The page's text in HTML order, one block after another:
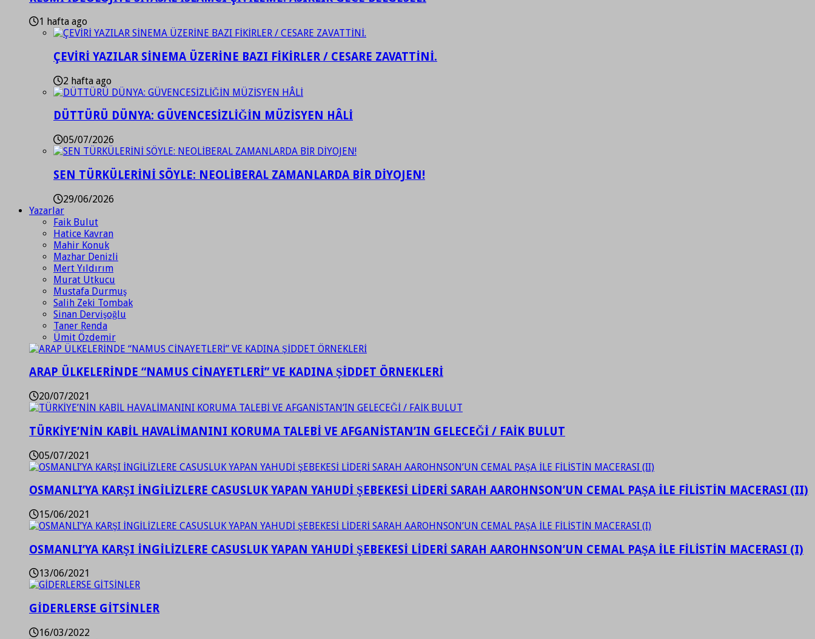
1 hafta ago
ÇEVİRİ YAZILAR SİNEMA ÜZERİNE BAZI FİKİRLER / CESARE ZAVATTİNİ.
2 hafta ago
DÜTTÜRÜ DÜNYA: GÜVENCESİZLİĞİN MÜZİSYEN HÂLİ
05/07/2026
SEN TÜRKÜLERİNİ SÖYLE: NEOLİBERAL ZAMANLARDA BİR DİYOJEN!
29/06/2026
Yazarlar
Faik Bulut
Hatice Kavran
Mahir Konuk
Mazhar Denizli
Mert Yıldırım
Murat Utkucu
Mustafa Durmuş
Salih Zeki Tombak
Sinan Dervişoğlu
Taner Renda
Ümit Özdemir
ARAP ÜLKELERİNDE “NAMUS CİNAYETLERİ” VE KADINA ŞİDDET ÖRNEKLERİ
20/07/2021
TÜRKİYE’NİN KABİL HAVALİMANINI KORUMA TALEBİ VE AFGANİSTAN’IN GELECEĞİ / FAİK BULUT
05/07/2021
OSMANLI’YA KARŞI İNGİLİZLERE CASUSLUK YAPAN YAHUDİ ŞEBEKESİ LİDERİ SARAH AAROHNSON’UN CEMAL PAŞA İLE FİLİSTİN MACERASI (II)
15/06/2021
OSMANLI’YA KARŞI İNGİLİZLERE CASUSLUK YAPAN YAHUDİ ŞEBEKESİ LİDERİ SARAH AAROHNSON’UN CEMAL PAŞA İLE FİLİSTİN MACERASI (I)
13/06/2021
GİDERLERSE GİTSİNLER
16/03/2022